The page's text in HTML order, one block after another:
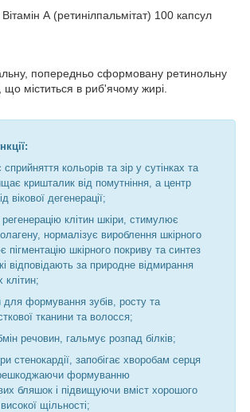
А (ретинілпальмітат) 100 капсул
попередньо сформовану ретинольну
міститься в риб'ячому жирі.
кольорів та зір у сутінках та
кришталик від помутніння, а центр
вікової дегенерації;
клітин шкіри, стимулює
нормалізує вироблення шкірного
пігментацію шкірного покриву та синтез
відповідають за природне відмирання
клітин;
для формування зубів, росту та
тканини та волосся;
речовин, гальмує розпад білків;
стенокардії, запобігає хворобам серця
формуванню
бляшок і підвищуючи вміст хорошого
щільності;